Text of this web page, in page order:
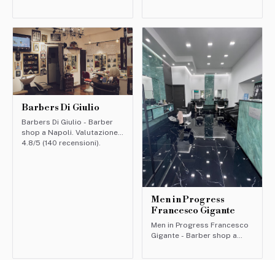
Barbers Di Giulio
Barbers Di Giulio - Barber
shop a Napoli. Valutazione:
4.8/5 (140 recensioni).
Men in Progress
Francesco Gigante
Men in Progress Francesco
Gigante - Barber shop a